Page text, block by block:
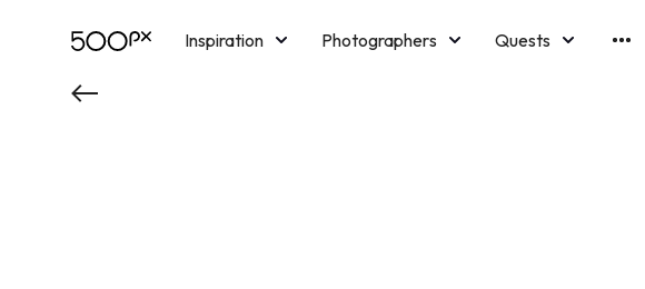
Inspiration Photographers
Quests